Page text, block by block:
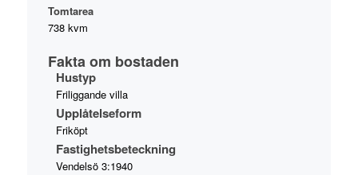
Tomtarea
738 kvm
Fakta om bostaden
Hustyp
Friliggande villa
Upplåtelseform
Friköpt
Fastighetsbeteckning
Vendelsö 3:1940